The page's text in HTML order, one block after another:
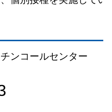
ンコールセンター